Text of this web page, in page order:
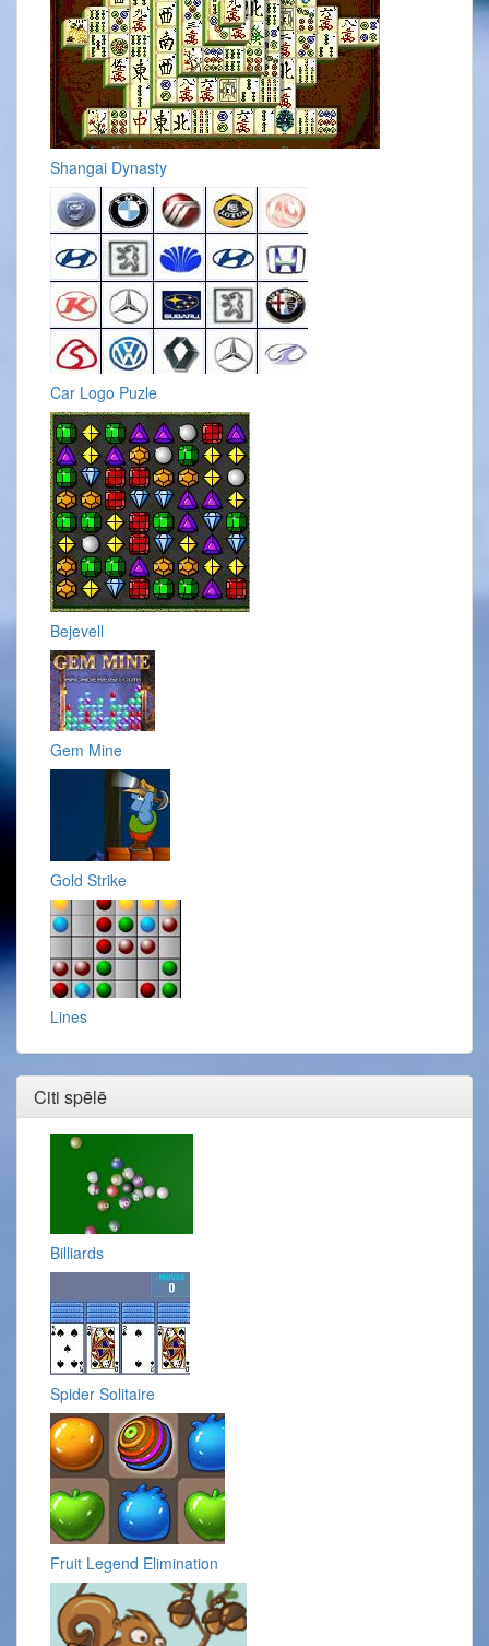
Shangai Dynasty
Car Logo Puzle
Bejevell
Gem Mine
Gold Strike
Lines
Citi spēlē
Billiards
Spider Solitaire
Fruit Legend Elimination